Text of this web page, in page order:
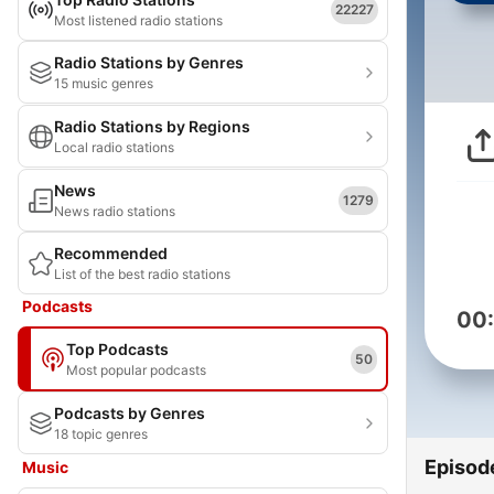
Most listened radio stations
22227
Radio Stations by Genres
15 music genres
Radio Stations by Regions
Local radio stations
News
News radio stations
1279
Recommended
List of the best radio stations
Podcasts
Top Podcasts
Most popular podcasts
50
Podcasts by Genres
18 topic genres
Music